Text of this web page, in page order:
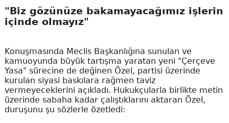
"Biz gözünüze bakamayacağımız işlerin
içinde olmayız"
Konuşmasında Meclis Başkanlığına sunulan ve
kamuoyunda büyük tartışma yaratan yeni "Çerçeve
Yasa" sürecine de değinen Özel, partisi üzerinde
kurulan siyasi baskılara rağmen taviz
vermeyeceklerini açıkladı. Hukukçularla birlikte metin
üzerinde sabaha kadar çalıştıklarını aktaran Özel,
duruşunu şu sözlerle özetledi: